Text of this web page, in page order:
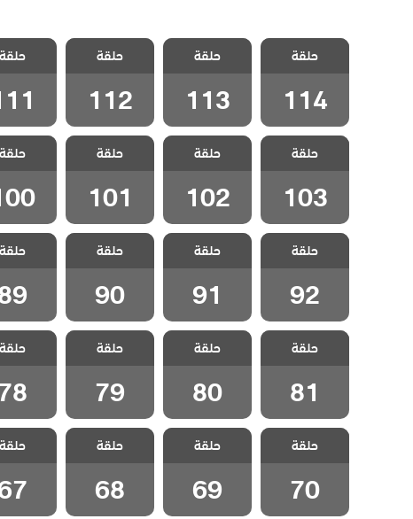
مسلسل مد وجزر
مدبلج الحلقة
114
حلقة
114
مسلسل مد وجزر
مدبلج الحلقة
113
حلقة
113
مسلسل مد وجزر
مدبلج الحلقة
112
حلقة
112
مسلسل
مدبلج
111
حلقة
مسلسل مد وجزر
مدبلج الحلقة
103
حلقة
103
مسلسل مد وجزر
مدبلج الحلقة
102
حلقة
102
مسلسل مد وجزر
مدبلج الحلقة
101
حلقة
101
مسلسل
مدبلج
100
حلقة
مسلسل مد وجزر
مدبلج الحلقة 92
حلقة
92
مسلسل مد وجزر
مدبلج الحلقة 91
حلقة
91
مسلسل مد وجزر
مدبلج الحلقة 90
حلقة
90
مسلسل
مدبلج الحلقة
حلقة
مسلسل مد وجزر
مدبلج الحلقة 81
حلقة
81
مسلسل مد وجزر
مدبلج الحلقة 80
حلقة
80
مسلسل مد وجزر
مدبلج الحلقة 79
حلقة
79
مسلسل
مدبلج الحلقة
حلقة
78
مسلسل مد وجزر
مدبلج الحلقة 70
حلقة
70
مسلسل مد وجزر
مدبلج الحلقة 69
حلقة
69
مسلسل مد وجزر
مدبلج الحلقة 68
حلقة
68
مسلسل
مدبلج الحلقة
حلقة